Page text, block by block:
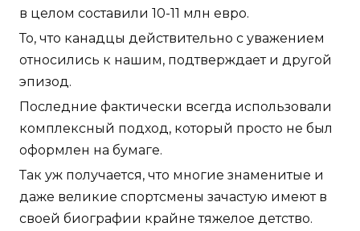
в целом составили 10-11 млн евро.
То, что канадцы действительно с уважением
относились к нашим, подтверждает и другой
эпизод.
Последние фактически всегда использовали
комплексный подход, который просто не был
оформлен на бумаге.
Так уж получается, что многие знаменитые и
даже великие спортсмены зачастую имеют в
своей биографии крайне тяжелое детство.